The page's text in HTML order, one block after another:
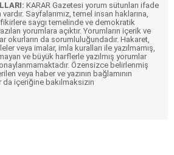
KARAR Gazetesi yorum sütunları ifade
Sayfalarımız, temel insan haklarına,
saygı temelinde ve demokratik
yorumlara açıktır. Yorumların içerik ve
okurların da sorumluluğundadır. Hakaret,
veya imalar, imla kuralları ile yazılmamış,
ve büyük harflerle yazılmış yorumlar
Özensizce belirlenmiş
veya haber ve yazının bağlamının
da içeriğine bakılmaksızın